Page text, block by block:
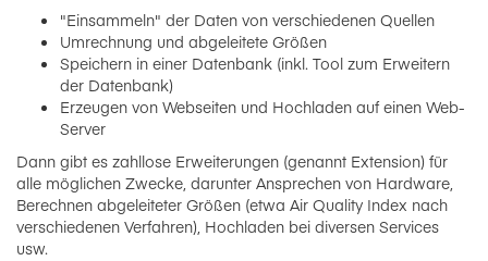
"Einsammeln" der Daten von verschiedenen Quellen
Umrechnung und abgeleitete Größen
Speichern in einer Datenbank (inkl. Tool zum Erweitern
der Datenbank)
Erzeugen von Webseiten und Hochladen auf einen Web-
Server
Dann gibt es zahllose Erweiterungen (genannt Extension) für
alle möglichen Zwecke, darunter Ansprechen von Hardware,
Berechnen abgeleiteter Größen (etwa Air Quality Index nach
verschiedenen Verfahren), Hochladen bei diversen Services
usw.